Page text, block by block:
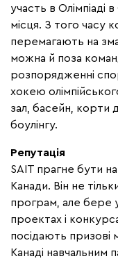
участь в Олімпіаді
місця. З того часу
перемагають на
можна й поза
розпорядженні
хокею
зал, басейн, корти
боулінгу.
Репутація
SAIT прагне бути
Канади. Він не
програм, але бере
проектах і
посідають призові
Канаді